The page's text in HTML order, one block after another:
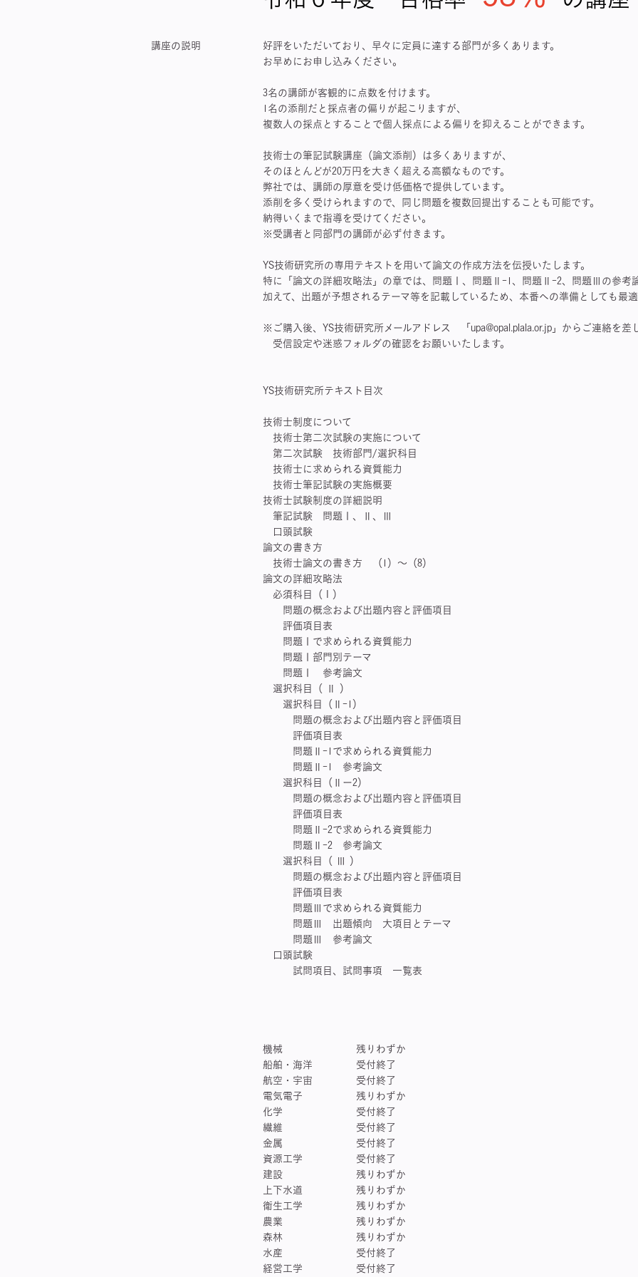
講座の説明
好評をいただいており、早々に定員に達する部門が多くあります。
お早めにお申し込みください。
3名の講師が客観的に点数を付けます。
1名の添削だと採点者の偏りが起こりますが、
複数人の採点とすることで個人採点による偏りを抑えることができます。
技術士の筆記試験講座（論文添削）は多くありますが、
そのほとんどが20万円を大きく超える高額なものです。
弊社では、講師の厚意を受け低価格で提供しています。
添削を多く受けられますので、同じ問題を複数回提出することも可能です。
納得いくまで指導を受けてください。
※受講者と同部門の講師が必ず付きます。
YS技術研究所の専用テキストを用いて論文の作成方法を伝授いたします。
特に「論文の詳細攻略法」の章では、問題Ⅰ、問題Ⅱ-1、問題Ⅱ-2、問題Ⅲの参考論
加えて、出題が予想されるテーマ等を記載しているため、本番への準備としても最適
※ご購入後、YS技術研究所メールアドレス 「upa@opal.plala.or.jp」からご連絡を差
受信設定や迷惑フォルダの確認をお願いいたします。
YS技術研究所テキスト目次
技術士制度について
技術士第二次試験の実施について
第二次試験 技術部門/選択科目
技術士に求められる資質能力
技術士筆記試験の実施概要
技術士試験制度の詳細説明
筆記試験 問題Ⅰ、Ⅱ、Ⅲ
口頭試験
論文の書き方
技術士論文の書き方 （1）～（8）
論文の詳細攻略法
必須科目（ I ）
問題の概念および出題内容と評価項目
評価項目表
問題Ⅰで求められる資質能力
問題Ⅰ部門別テーマ
問題Ⅰ 参考論文
選択科目（ Ⅱ ）
選択科目（Ⅱ-1）
問題の概念および出題内容と評価項目
評価項目表
問題Ⅱ-1で求められる資質能力
問題Ⅱ-1 参考論文
選択科目（Ⅱー2）
問題の概念および出題内容と評価項目
評価項目表
問題Ⅱ-2で求められる資質能力
問題Ⅱ-2 参考論文
選択科目（ Ⅲ ）
問題の概念および出題内容と評価項目
評価項目表
問題Ⅲで求められる資質能力
問題Ⅲ 出題傾向 大項目とテーマ
問題Ⅲ 参考論文
口頭試験
試問項目、試問事項 一覧表
機械 残りわずか
船舶・海洋 受付終了
航空・宇宙 受付終了
電気電子 残りわずか
化学 受付終了
繊維 受付終了
金属 受付終了
資源工学 受付終了
建設 残りわずか
上下水道 残りわずか
衛生工学 残りわずか
農業 残りわずか
森林 残りわずか
水産 受付終了
経営工学 受付終了